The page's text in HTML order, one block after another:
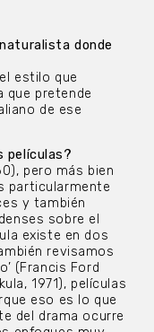
donde
estilo que
que pretende
de ese
películas?
pero más bien
particularmente
y también
sobre el
existe en dos
revisamos
(Francis Ford
1971), películas
eso es lo que
del drama ocurre